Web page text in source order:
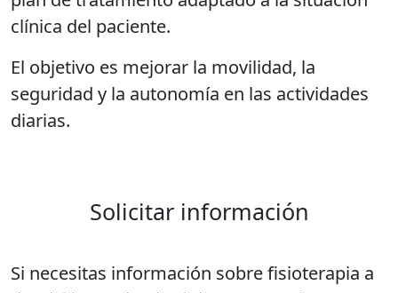
clínica del paciente.
El objetivo es mejorar la movilidad, la
seguridad y la autonomía en las actividades
diarias.
Solicitar información
Si necesitas información sobre fisioterapia a